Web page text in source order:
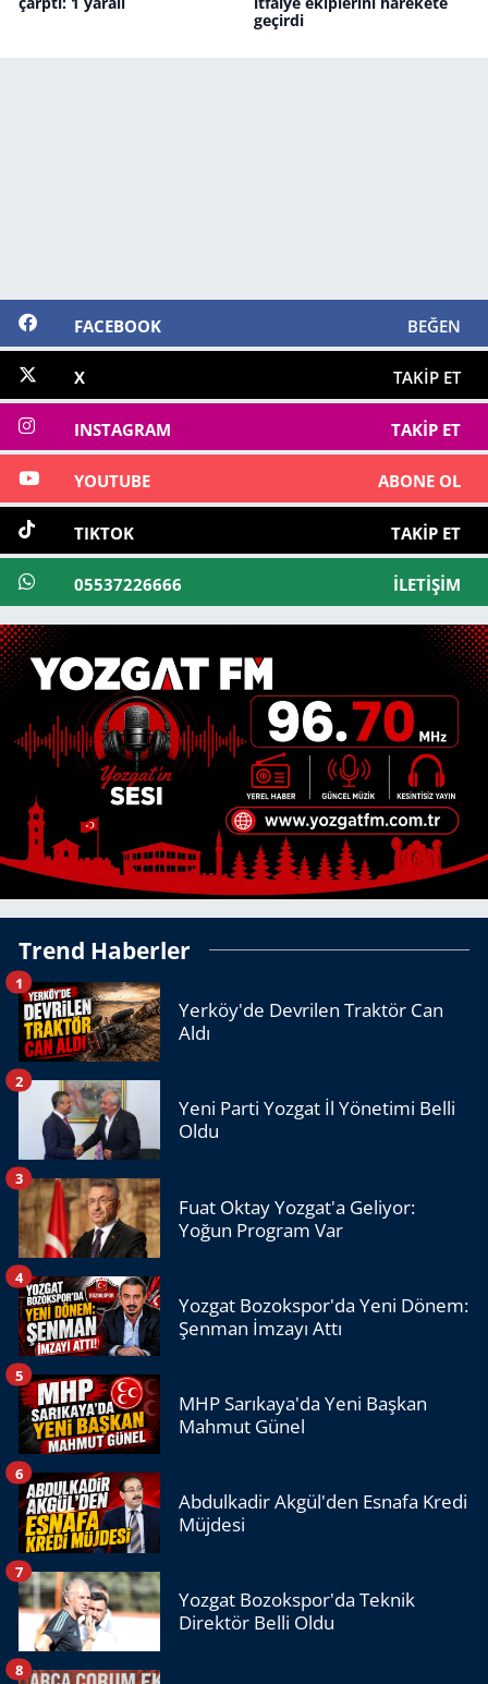
geçirdi
FACEBOOK BEĞEN
X TAKIP ET
INSTAGRAM TAKIP ET
YOUTUBE ABONE OL
TIKTOK TAKIP ET
05537226666 İLETIŞIM
Trend Haberler
Yerköy'de Devrilen Traktör Can
Aldı
1
Yeni Parti Yozgat İl Yönetimi Belli
Oldu
2
Fuat Oktay Yozgat'a Geliyor:
Yoğun Program Var
3
Yozgat Bozokspor'da Yeni Dönem:
Şenman İmzayı Attı
4
MHP Sarıkaya'da Yeni Başkan
Mahmut Günel
5
Abdulkadir Akgül'den Esnafa Kredi
Müjdesi
6
Yozgat Bozokspor'da Teknik
Direktör Belli Oldu
7
8